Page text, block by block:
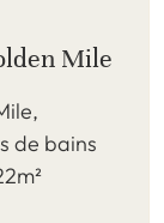
Mile
de bains